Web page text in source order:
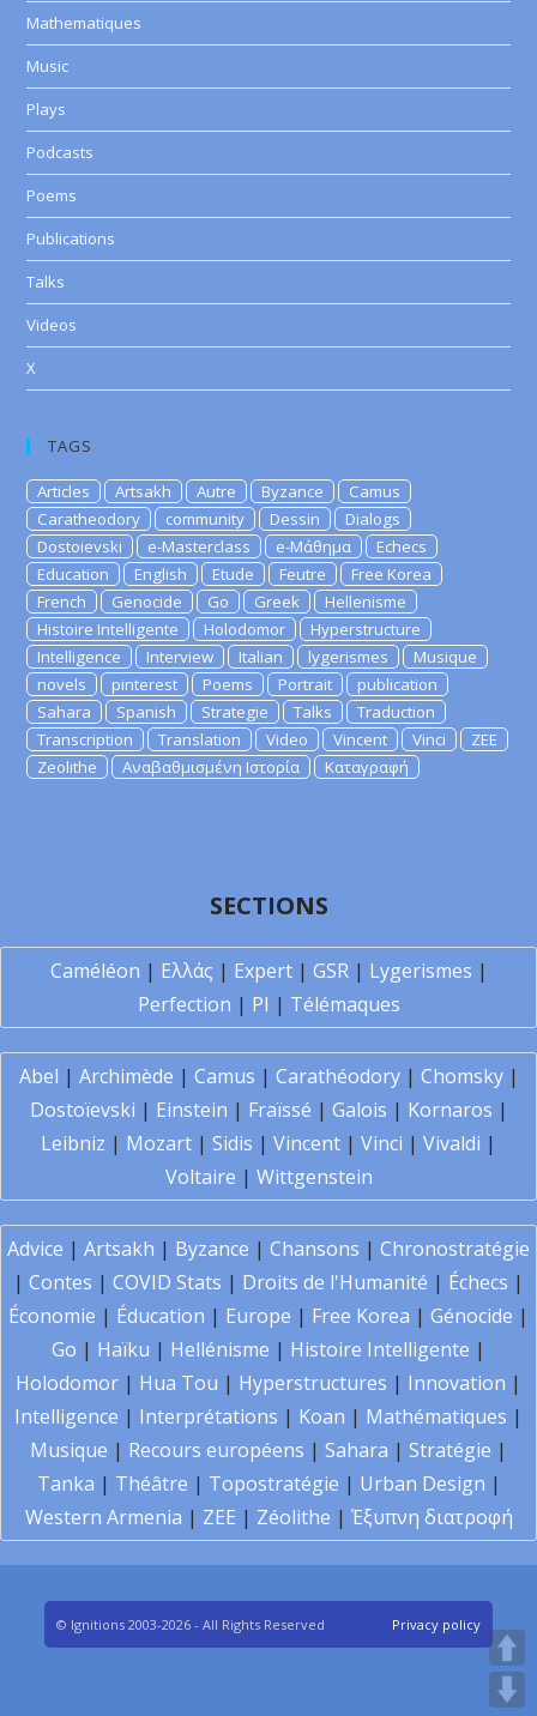
Mathematiques
Music
Plays
Podcasts
Poems
Publications
Talks
Videos
X
TAGS
Articles Artsakh Autre Byzance
Camus
Caratheodory
community Dessin
Dialogs
Dostoievski
e-Masterclass e-Μάθημα
Echecs
Education
English Etude Feutre
Free Korea
French
Genocide Go Greek
Hellenisme
Histoire Intelligente
Holodomor
Hyperstructure
Intelligence
Interview Italian lygerismes
Musique
novels
pinterest Poems Portrait
publication
Sahara
Spanish Strategie Talks
Traduction
Transcription
Translation Video Vincent Vinci
ZEE
Zeolithe
Αναβαθμισμένη Ιστορία Καταγραφή
SECTIONS
Caméléon | Ελλάς | Expert| GSR| Lygerismes |
Perfection | PI | Télémaques
Abel | Archimède | Camus | Carathéodory| Chomsky|
Dostoïevski | Einstein | Fraïssé | Galois | Kornaros |
Leibniz | Mozart | Sidis | Vincent | Vinci | Vivaldi |
Voltaire | Wittgenstein
Advice | Artsakh | Byzance | Chansons | Chronostratégie
| Contes | COVID Stats | Droits de l'Humanité | Échecs |
Économie | Éducation | Europe | Free Korea | Génocide |
Go | Haïku | Hellénisme | Histoire Intelligente |
Holodomor | Hua Tou | Hyperstructures | Innovation |
Intelligence | Interprétations | Koan | Mathématiques |
Musique | Recours européens | Sahara | Stratégie |
Tanka | Théâtre | Topostratégie | Urban Design |
Western Armenia | ZEE | Zéolithe | Έξυπνη διατροφή
© Ignitions 2003-2026 - All Rights Reserved Privacy policy